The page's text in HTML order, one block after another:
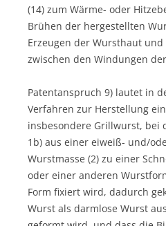
(14) zum Wärme- oder
Brühen der hergestellten
Erzeugen der Wursthaut
zwischen den Windungen
Patentanspruch 9) lautet in
Verfahren zur Herstellung
insbesondere Grillwurst, bei
1b) aus einer eiweiß- und/
Wurstmasse (2) zu einer
oder einer anderen
Form fixiert wird, dadurch
Wurst als darmlose Wurst